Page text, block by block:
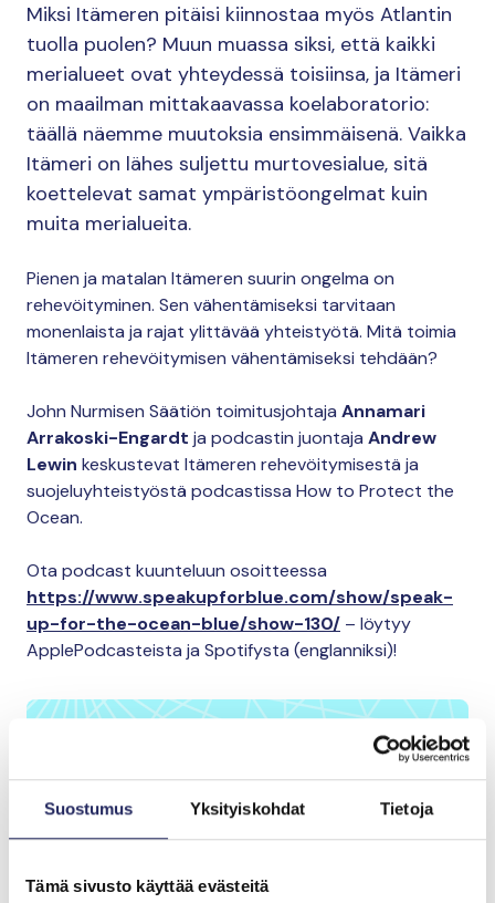
Suostumus Yksityiskohdat Tietoja
Tämä sivusto käyttää evästeitä
Miksi Itämeren pitäisi kiinnostaa myös Atlantin
tuolla puolen? Muun muassa siksi, että kaikki
merialueet ovat yhteydessä toisiinsa, ja Itämeri
on maailman mittakaavassa koelaboratorio:
täällä näemme muutoksia ensimmäisenä. Vaikka
Itämeri on lähes suljettu murtovesialue, sitä
koettelevat samat ympäristöongelmat kuin
muita merialueita.
Pienen ja matalan Itämeren suurin ongelma on
rehevöityminen. Sen vähentämiseksi tarvitaan
monenlaista ja rajat ylittävää yhteistyötä. Mitä toimia
Itämeren rehevöitymisen vähentämiseksi tehdään?
John Nurmisen Säätiön toimitusjohtaja Annamari
Arrakoski-Engardt ja podcastin juontaja Andrew
Lewin keskustevat Itämeren rehevöitymisestä ja
suojeluyhteistyöstä podcastissa How to Protect the
Ocean.
Ota podcast kuunteluun osoitteessa
https://www.speakupforblue.com/show/speak-
up-for-the-ocean-blue/show-130/ – löytyy
ApplePodcasteista ja Spotifysta (englanniksi)!
kartalla Itämeren
tilasta?
Tilaa uutiskirjeemme ja kuulet ensimmäisenä